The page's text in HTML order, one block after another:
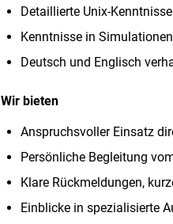
Detaillierte Unix-
Kenntnisse in
Deutsch und Englisch
Wir bieten
Anspruchsvoller Einsatz
Persönliche Begleitung
Klare Rückmeldungen,
Einblicke in spezialisierte